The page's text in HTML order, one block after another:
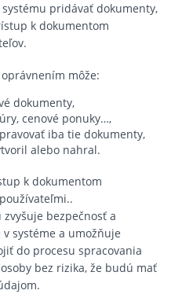
pridávať dokumenty,
k dokumentom
môže:
dokumenty,
cenové ponuky…,
iba tie dokumenty,
alebo nahral.
k dokumentom
bezpečnosť a
systéme a umožňuje
do procesu spracovania
bez rizika, že budú mať